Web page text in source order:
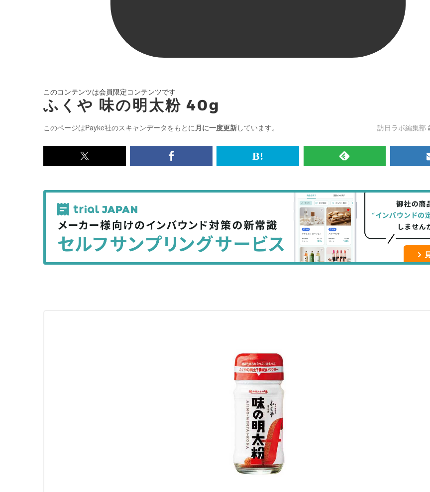
このコンテンツは会員限定コンテンツです
ふくや 味の明太粉 40g
このページはPayke社のスキャンデータをもとに 月に一度更新しています。 訪日ラボ編集部
x<br>
記
事
を
シ
ェ
Facebook<br>
記
を
シ
ェ
は
な
ッ
ク
マ
RSS
記
事
を
購
読